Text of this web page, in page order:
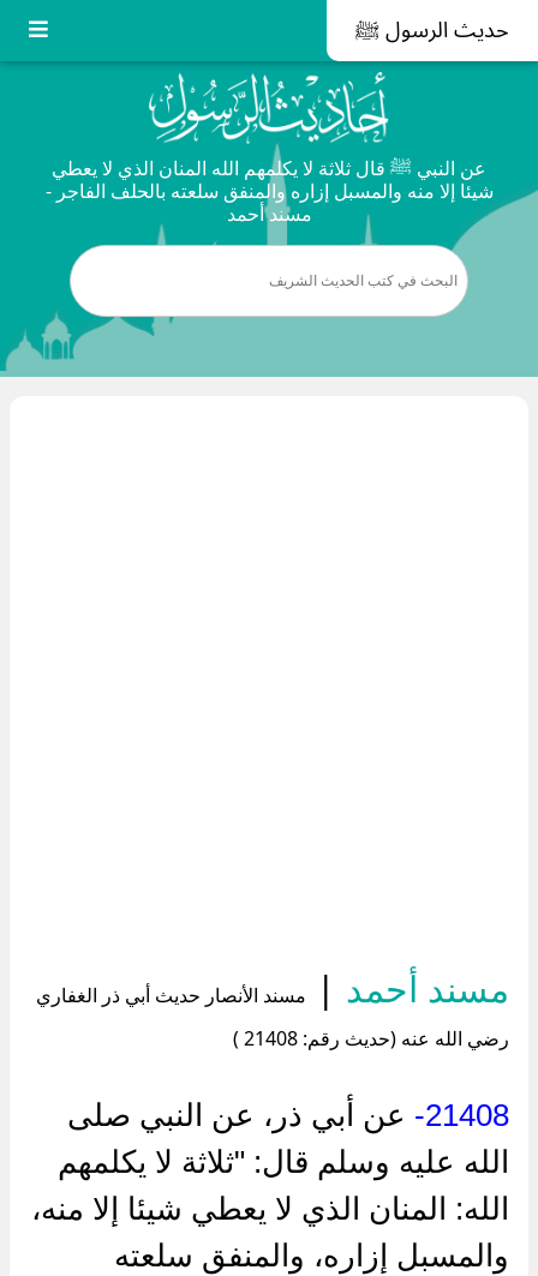
حديث الرسول ﷺ
عن النبي ﷺ قال ثلاثة لا يكلمهم الله المنان الذي لا يعطي
شيئا إلا منه والمسبل إزاره والمنفق سلعته بالحلف الفاجر -
مسند أحمد
مسند أحمد |
مسند الأنصار حديث أبي ذر الغفاري
رضي الله عنه (حديث رقم: 21408 )
21408-
عن أبي ذر، عن النبي صلى
الله عليه وسلم قال: "ثلاثة لا يكلمهم
الله: المنان الذي لا يعطي شيئا إلا منه،
والمسبل إزاره، والمنفق سلعته